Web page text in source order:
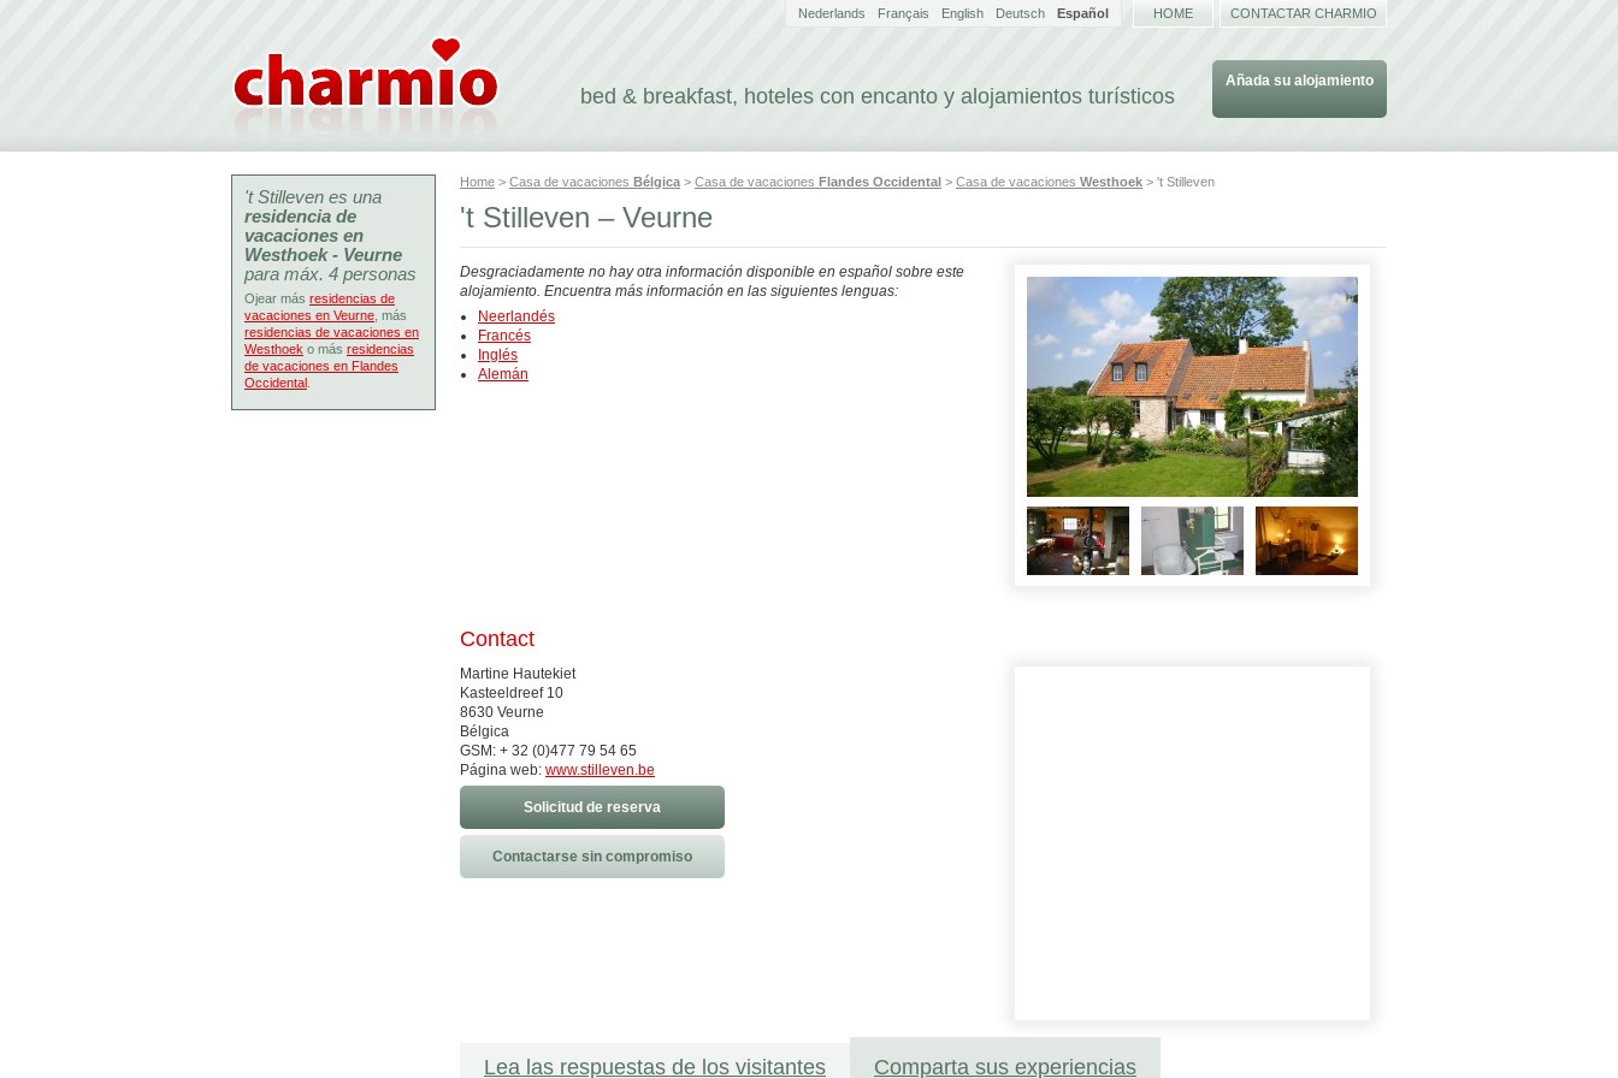
bed & breakfast, hoteles con encanto y alojamientos turísticos
Añada su alojamiento
Nederlands Français English Deutsch Español HOME CONTACTAR CHARMIO
Home > Casa de vacaciones Bélgica > Casa de vacaciones Flandes Occidental > Casa de vacaciones Westhoek > 't Stilleven
't Stilleven – Veurne
Desgraciadamente no hay otra información disponible en español sobre este
alojamiento. Encuentra más información en las siguientes lenguas:
Neerlandés
Francés
Inglés
Alemán
Contact
Martine Hautekiet
Kasteeldreef 10
8630 Veurne
Bélgica
GSM: + 32 (0)477 79 54 65
Página web: www.stilleven.be
Solicitud de reserva
Contactarse sin compromiso
Lea las respuestas de los visitantes Comparta sus experiencias
't Stilleven es una
residencia de
vacaciones en
Westhoek - Veurne
para máx. 4 personas
Ojear más residencias de
vacaciones en Veurne , más
residencias de vacaciones en
Westhoek o más residencias
de vacaciones en Flandes
Occidental